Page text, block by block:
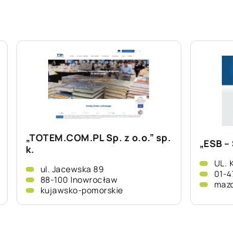
„TOTEM.COM.PL Sp. z o.o.” sp.
k.
ul. Jacewska 89
88-100 Inowrocław
kujawsko-pomorskie
„ESB
UL.
01-